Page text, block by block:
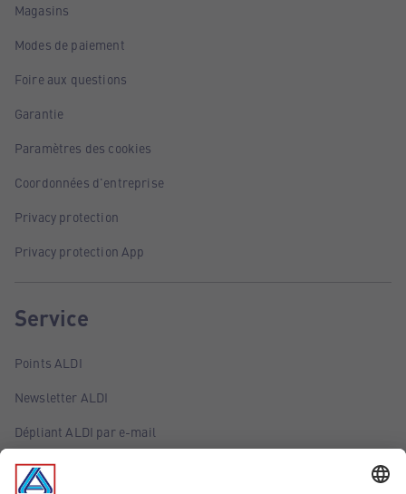
Magasins
Modes de paiement
Foire aux questions
Garantie
Paramètres des cookies
Coordonnées d'entreprise
Privacy protection
Privacy protection App
Service
Points ALDI
Newsletter ALDI
Dépliant ALDI par e-mail
Offres